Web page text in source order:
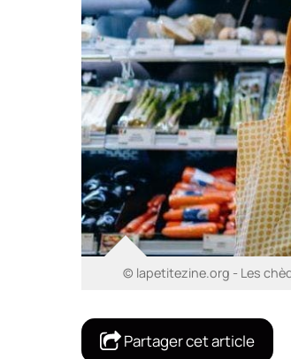
© lapetitezine.org - Les
Partager cet article